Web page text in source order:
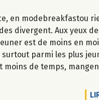
BIO, LE PRINTEMPS SE
en modebreakfastou
divergent. Aux yeux
est de moins en
parmi les plus
moins de temps,